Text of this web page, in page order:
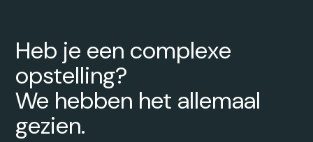
Heb je een complexe
opstelling?
We hebben het allemaal
gezien.